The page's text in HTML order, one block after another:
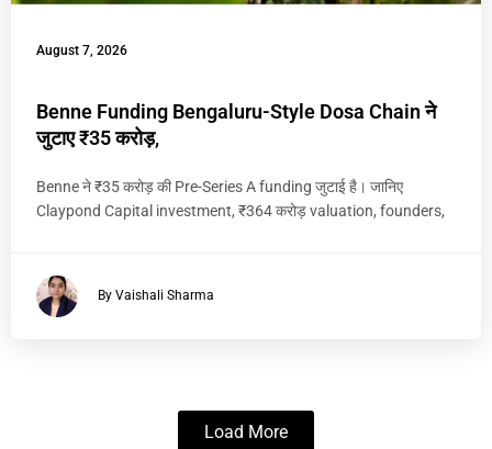
August 7, 2026
Benne Funding Bengaluru-Style Dosa Chain ने
जुटाए ₹35 करोड़,
Benne ने ₹35 करोड़ की Pre-Series A funding जुटाई है। जानिए
Claypond Capital investment, ₹364 करोड़ valuation, founders,
By Vaishali Sharma
Load More